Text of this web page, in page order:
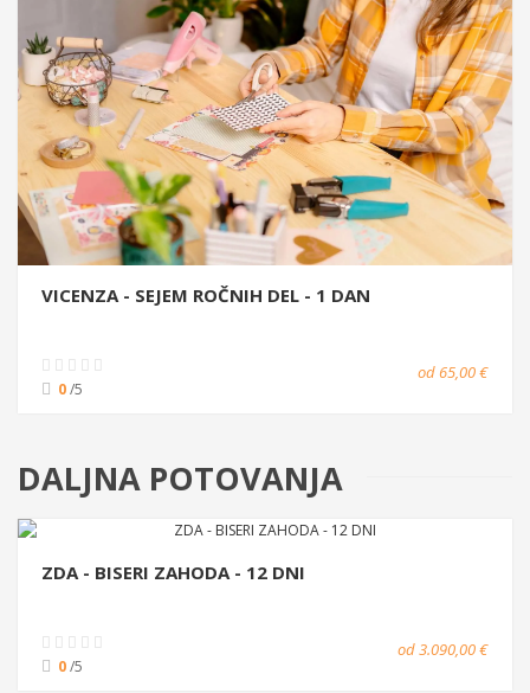
VICENZA - SEJEM ROČNIH DEL - 1 DAN
0/5
od 65,00 €
DALJNA POTOVANJA
ZDA - BISERI ZAHODA - 12 DNI
0/5
od 3.090,00 €